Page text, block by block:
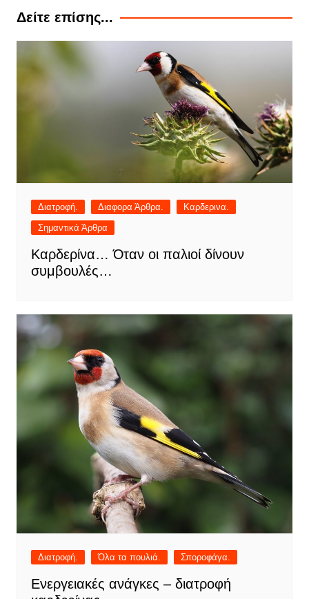
Δείτε επίσης...
Διατροφή. Διαφορα Άρθρα.
Καρδερινα.
Σημαντικά Άρθρα
Καρδερίνα… Όταν οι παλιοί δίνουν
συμβουλές…
Διατροφή. Όλα τα πουλιά. Σποροφάγα.
Ενεργειακές ανάγκες – διατροφή